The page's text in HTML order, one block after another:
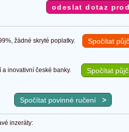
žádné skryté poplatky. Spočítat
a inovativní české banky. Spočítat
Spočítat povinné ručení >
inzeráty: